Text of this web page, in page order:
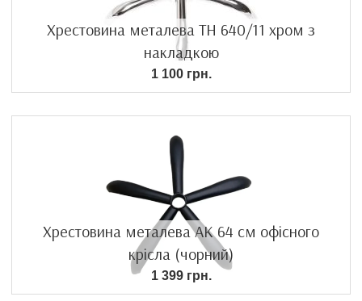
Хрестовина металева TH 640/11 хром з
накладкою
1 100 грн.
Хрестовина металева АК 64 см офісного
крісла (чорний)
1 399 грн.